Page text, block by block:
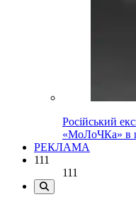
Російський
«МоЛоЧКа» в
РЕКЛАМА
111
111